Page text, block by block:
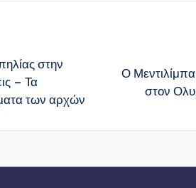
στην
– Τα
των αρχών
Ο
στον